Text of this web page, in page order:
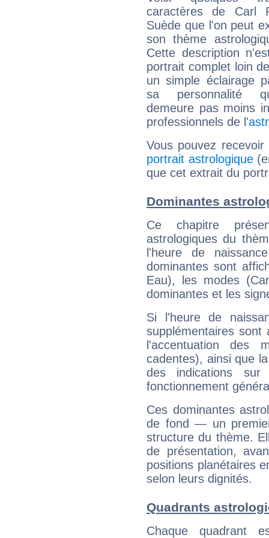
caractères de Carl
Suède que l'on peut
son thème
Cette description
portrait complet loin
un simple éclairage
sa personnalité
demeure pas moins
professionnels de l'
Vous pouvez
portrait astrologique
que cet extrait du
Dominantes
Ce chapitre
astrologiques du
l'heure de
dominantes sont
Eau), les modes
dominantes et les
Si l'heure de
supplémentaires sont
l'accentuation des
cadentes), ainsi que
des indications sur
fonctionnement
Ces dominantes
de fond — un
structure du thème.
de présentation,
positions planétaires
selon leurs dignités.
Quadrants
Chaque quadrant